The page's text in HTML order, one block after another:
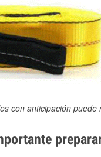
con anticipación